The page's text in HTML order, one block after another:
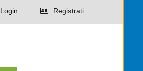
Login Registrati